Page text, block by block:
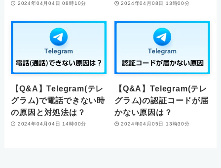
2024年04月04日 08時10分 2024年04月08日 13時00分
【Q&A】Telegram(テレ
グラム)で電話できない時
の原因と対処法は？
2024年04月04日 14時00分
【Q&A】Telegram(テレ
グラム)の認証コードが届
かない原因は？
2024年04月05日 13時30分